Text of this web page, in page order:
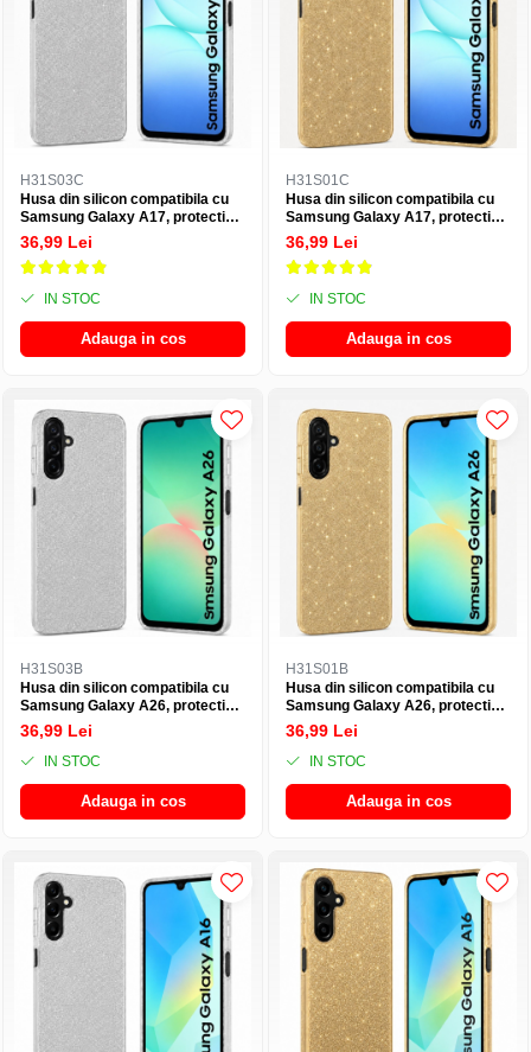
H31S03C
Husa din silicon compatibila cu
Samsung Galaxy A17, protectie
Anti-Soc si design cu sclipici -
Argintiu
36,99 Lei
IN STOC
Adauga in cos
H31S01C
Husa din silicon compatibila cu
Samsung Galaxy A17, protectie
Anti-Soc si design cu sclipici -
Auriu
36,99 Lei
IN STOC
Adauga in cos
H31S03B
Husa din silicon compatibila cu
Samsung Galaxy A26, protectie
Anti-Soc si design cu sclipici -
Argintiu
36,99 Lei
IN STOC
Adauga in cos
H31S01B
Husa din silicon compatibila cu
Samsung Galaxy A26, protectie
Anti-Soc si design cu sclipici -
Auriu
36,99 Lei
IN STOC
Adauga in cos